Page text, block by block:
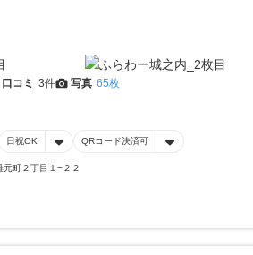
口コミ 3件 写真 65枚
日祝OK QRコード決済可
元町２丁目１−２２